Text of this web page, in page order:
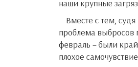
наши крупные
Вместе с тем, судя по отчетам контролирующих ведомств и самих предприятий, городских властей,
проблема выбросов
февраль – были
плохое